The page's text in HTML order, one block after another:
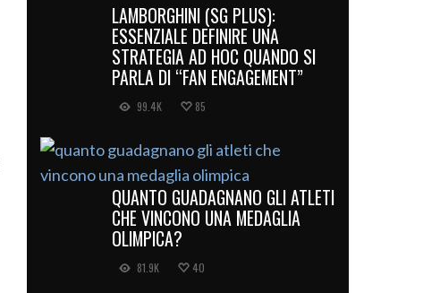
LAMBORGHINI (SG PLUS):
ESSENZIALE DEFINIRE UNA
STRATEGIA AD HOC QUANDO SI
PARLA DI “FAN ENGAGEMENT”
99.4K 85
QUANTO GUADAGNANO GLI ATLETI
CHE VINCONO UNA MEDAGLIA
OLIMPICA?
81.9K 40